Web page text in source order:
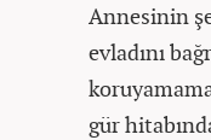
Annesinin
evladını
gür